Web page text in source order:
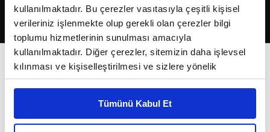
kullanılmaktadır. Bu çerezler vasıtasıyla çeşitli kişisel
verileriniz işlenmekte olup gerekli olan çerezler bilgi
toplumu hizmetlerinin sunulması amacıyla
kullanılmaktadır. Diğer çerezler, sitemizin daha işlevsel
kılınması ve kişiselleştirilmesi ve sizlere yönelik
reklam/pazarlama faaliyetlerinin yapılması, amaçlarıyla
Çerezlere ilişkin tercihlerinizi çerez paneli vasıtasıyla
belirleyebilirsiniz. Çerezlere ilişkin detaylı bilgi için
Tümünü Kabul Et